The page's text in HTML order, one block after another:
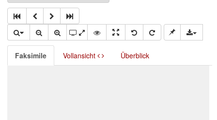
Faksimile Vollansicht Überblick